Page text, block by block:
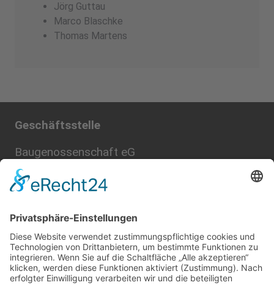
Jörg Guttau
Marco Blaschke
Thomas Martens
Geschäftsstelle
Baugenossenschaft eG
Bei der Friedenseiche 2
23730 Neustadt in Holstein
Sie erreichen uns
telefonisch 04561-5112-0 (Zentrale)
per Fax 04561-5112-15
per E-Mail:info@bg-neustadt.de